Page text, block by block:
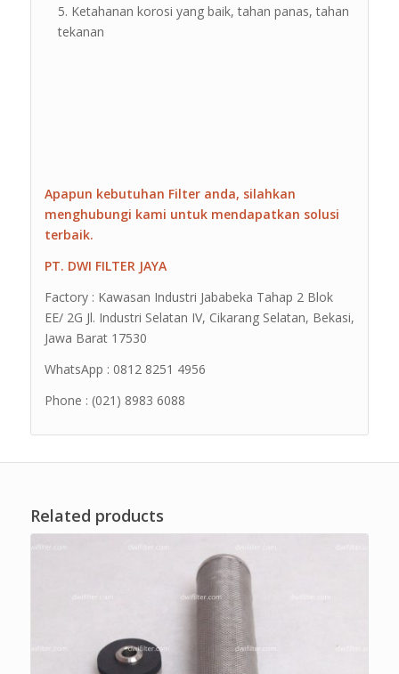
Ketahanan korosi yang baik, tahan panas, tahan
tekanan
Apapun kebutuhan Filter anda, silahkan
menghubungi kami untuk mendapatkan solusi
terbaik.
PT. DWI FILTER JAYA
Factory : Kawasan Industri Jababeka Tahap 2 Blok
EE/ 2G Jl. Industri Selatan IV, Cikarang Selatan, Bekasi,
Jawa Barat 17530
WhatsApp : 0812 8251 4956
Phone : (021) 8983 6088
Related products